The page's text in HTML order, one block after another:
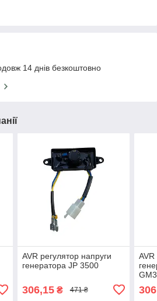
14 днів безкоштовно
AVR регулятор напруги
генератора JP 3500
306,15₴ 471 ₴
AVR